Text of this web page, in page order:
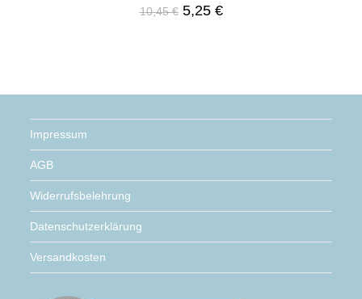
10,45€ Ursprünglicher
Preis
5,25 €Aktueller
Preis
Impressum
AGB
Widerrufsbelehrung
Datenschutzerklärung
Versandkosten